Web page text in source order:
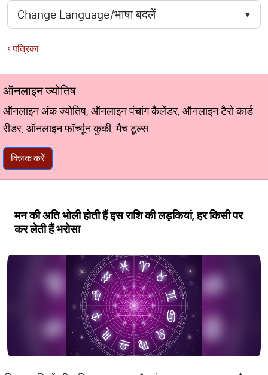
पत्रिका
ऑनलाइन ज्योतिष
ऑनलाइन अंक ज्योतिष, ऑनलाइन पंचांग कैलेंडर, ऑनलाइन टैरो कार्ड
रीडर, ऑनलाइन फॉर्च्यून कुकी, मैच टूल्स
क्लिक करें
मन की अति भोली होती हैं इस राशि की लड़कियां, हर किसी पर
कर लेती हैं भरोसा